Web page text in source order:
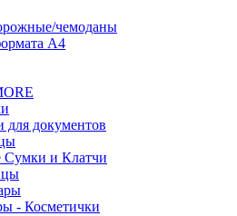
чемоданы
А4
документов
Сумки и Клатчи
- Косметички